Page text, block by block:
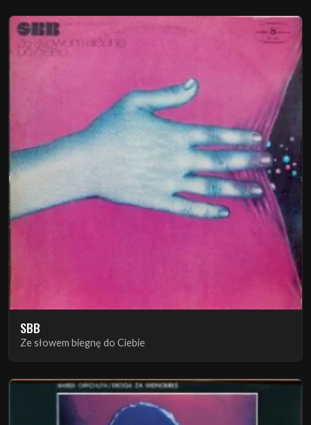
SBB
Ze słowem biegnę do Ciebie